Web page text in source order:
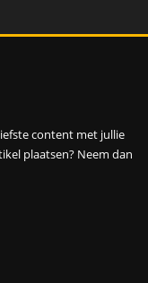
content met jullie
plaatsen? Neem dan